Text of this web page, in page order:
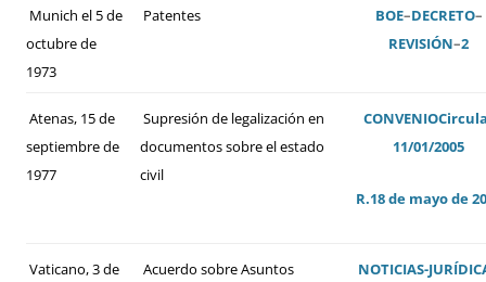
Munich el 5 de
octubre de
1973
Patentes BOE–DECRETO–
REVISIÓN–2
Atenas, 15 de
septiembre de
1977
Supresión de legalización en
documentos sobre el estado
civil
CONVENIO
11/01/2005
R.18 de mayo de
Vaticano, 3 de
Acuerdo sobre Asuntos
NOTICIAS-